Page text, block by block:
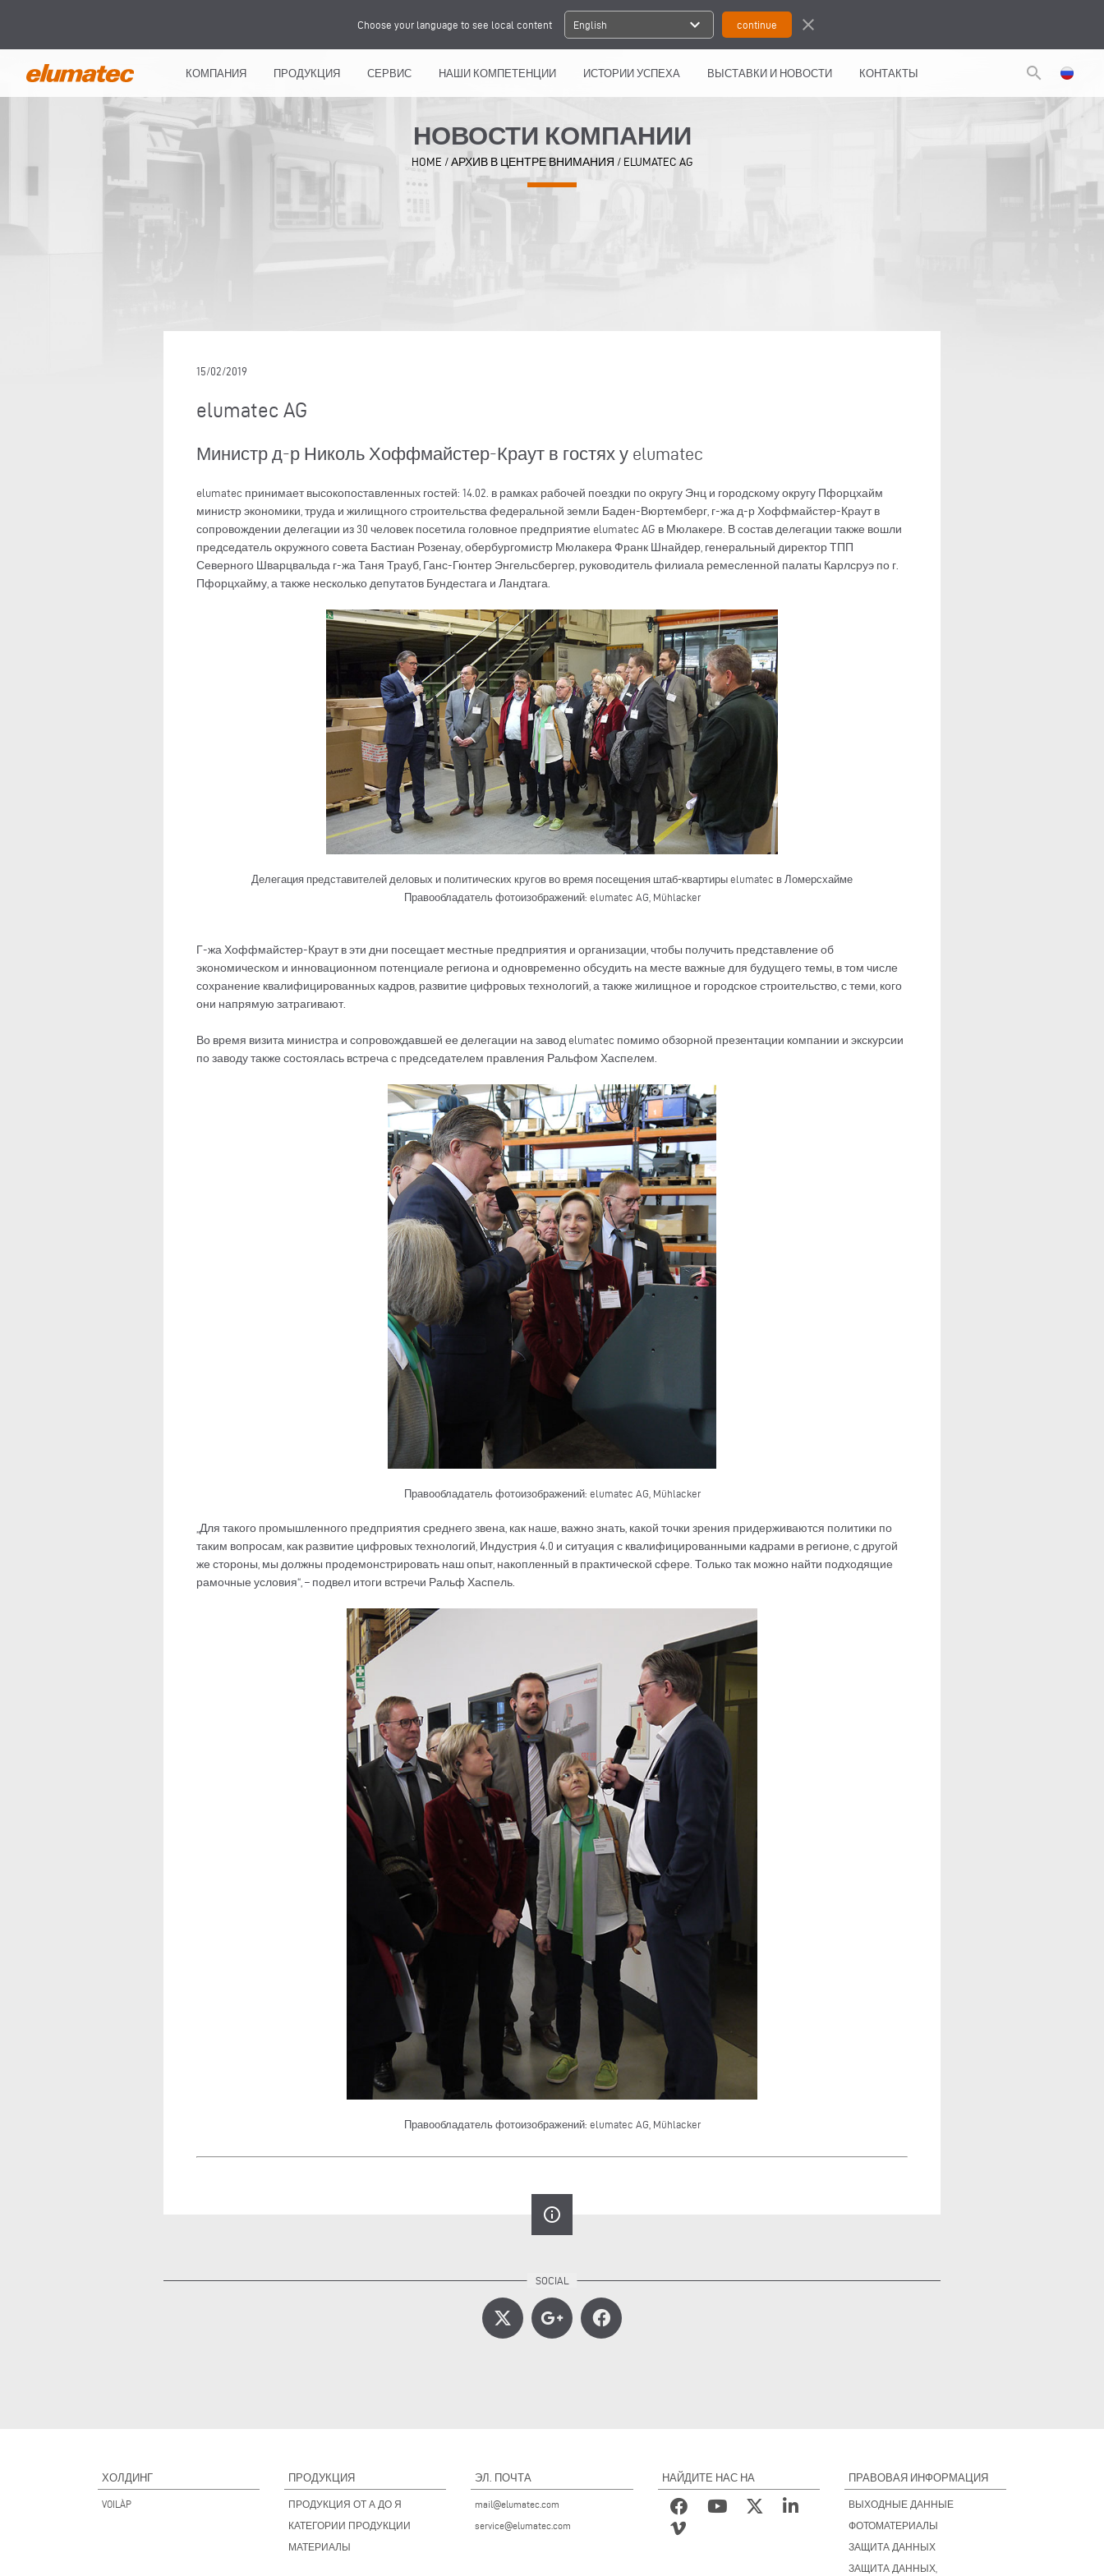
Choose your language to see local content English expand_more close
КОМПАНИЯ ПРОДУКЦИЯ СЕРВИС НАШИ КОМПЕТЕНЦИИ ИСТОРИИ УСПЕХА ВЫСТАВКИ И НОВОСТИ КОНТАКТЫ search
НОВОСТИ КОМПАНИИ
HOME / АРХИВ В ЦЕНТРЕ ВНИМАНИЯ / ELUMATEC AG
15/02/2019
elumatec AG
Министр д-р Николь Хоффмайстер-Краут в гостях у elumatec
elumatec принимает высокопоставленных гостей: 14.02. в рамках рабочей поездки по округу Энц и городскому округу Пфорцхайм
министр экономики, труда и жилищного строительства федеральной земли Баден-Вюртемберг, г-жа д-р Хоффмайстер-Краут в
сопровождении делегации из 30 человек посетила головное предприятие elumatec AG в Мюлакере. В состав делегации также вошли
председатель окружного совета Бастиан Розенау, обербургомистр Мюлакера Франк Шнайдер, генеральный директор ТПП
Северного Шварцвальда г-жа Таня Трауб, Ганс-Гюнтер Энгельсбергер, руководитель филиала ремесленной палаты Карлсруэ по г.
Пфорцхайму, а также несколько депутатов Бундестага и Ландтага.
Делегация представителей деловых и политических кругов во время посещения штаб-квартиры elumatec в Ломерсхайме
Правообладатель фотоизображений: elumatec AG, Mühlacker
Г-жа Хоффмайстер-Краут в эти дни посещает местные предприятия и организации, чтобы получить представление об
экономическом и инновационном потенциале региона и одновременно обсудить на месте важные для будущего темы, в том числе
сохранение квалифицированных кадров, развитие цифровых технологий, а также жилищное и городское строительство, с теми, кого
они напрямую затрагивают.
Во время визита министра и сопровождавшей ее делегации на завод elumatec помимо обзорной презентации компании и экскурсии
по заводу также состоялась встреча с председателем правления Ральфом Хаспелем.
Правообладатель фотоизображений: elumatec AG, Mühlacker
„Для такого промышленного предприятия среднего звена, как наше, важно знать, какой точки зрения придерживаются политики по
таким вопросам, как развитие цифровых технологий, Индустрия 4.0 и ситуация с квалифицированными кадрами в регионе, с другой
же стороны, мы должны продемонстрировать наш опыт, накопленный в практической сфере. Только так можно найти подходящие
рамочные условия“, – подвел итоги встречи Ральф Хаспель.
Правообладатель фотоизображений: elumatec AG, Mühlacker
info_outline
ХОЛДИНГ
VOILÀP
ПРОДУКЦИЯ
ПРОДУКЦИЯ ОТ А ДО Я
КАТЕГОРИИ ПРОДУКЦИИ
МАТЕРИАЛЫ
ЭЛ. ПОЧТА
mail@elumatec.com
service@elumatec.com
НАЙДИТЕ НАС НА ПРАВОВАЯ ИНФОРМАЦИЯ
ВЫХОДНЫЕ ДАННЫЕ
ФОТОМАТЕРИАЛЫ
ЗАЩИТА ДАННЫХ
ЗАЩИТА ДАННЫХ,